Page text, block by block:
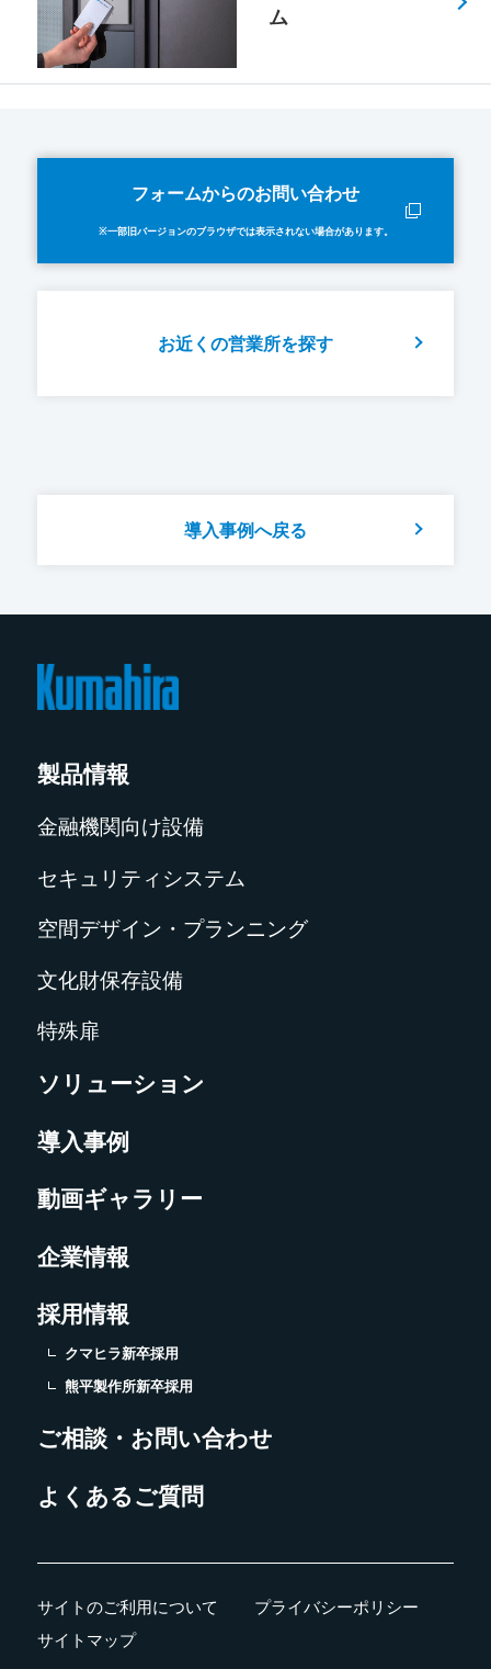
ム
フォームからのお問い合わせ
※一部旧バージョンのブラウザでは表示されない場合があります。
お近くの営業所を探す
導入事例へ戻る
製品情報
金融機関向け設備
セキュリティシステム
空間デザイン・プランニング
文化財保存設備
特殊扉
ソリューション
導入事例
動画ギャラリー
企業情報
採用情報
クマヒラ新卒採用
熊平製作所新卒採用
ご相談・お問い合わせ
よくあるご質問
サイトのご利用について
プライバシーポリシー
サイトマップ